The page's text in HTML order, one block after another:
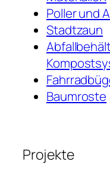
Poller und
Stadtzaun
Baumroste
Projekte